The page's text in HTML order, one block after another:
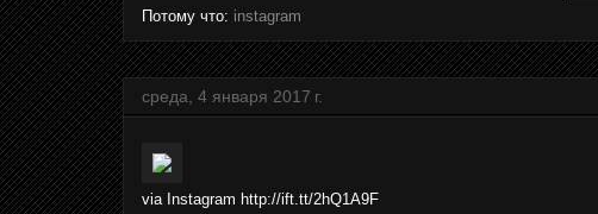
Потому что: instagram
среда, 4 января 2017 г.
via Instagram http://ift.tt/2hQ1A9F